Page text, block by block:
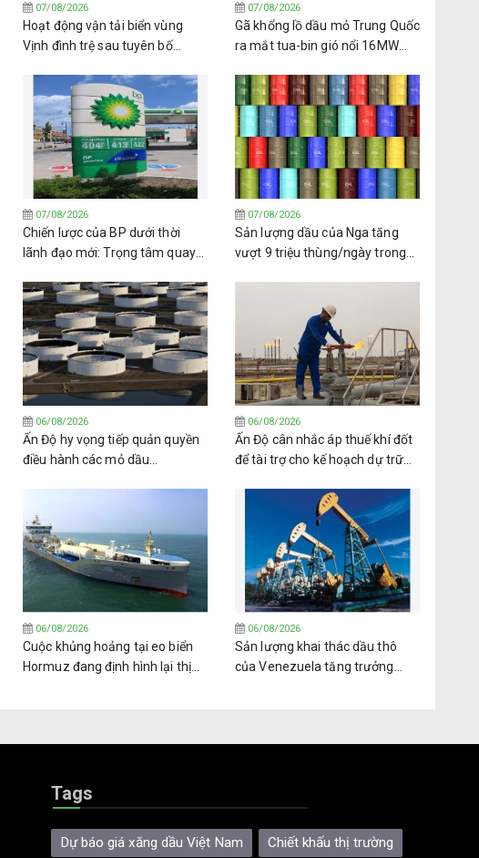
07/08/2026
Hoạt động vận tải biển vùng
Vịnh đình trệ sau tuyên bố
07/08/2026
Gã khổng lồ dầu mỏ Trung Quốc
ra mắt tua-bin gió nổi 16MW
07/08/2026
Chiến lược của BP dưới thời
lãnh đạo mới: Trọng tâm quay
07/08/2026
Sản lượng dầu của Nga tăng
vượt 9 triệu thùng/ngày trong
06/08/2026
Ấn Độ hy vọng tiếp quản quyền
điều hành các mỏ dầu
06/08/2026
Ấn Độ cân nhắc áp thuế khí đốt
để tài trợ cho kế hoạch dự trữ
06/08/2026
Cuộc khủng hoảng tại eo biển
Hormuz đang định hình lại thị
06/08/2026
Sản lượng khai thác dầu thô
của Venezuela tăng trưởng
Tags
Dự báo giá xăng dầu Việt Nam Chiết khấu thị trường